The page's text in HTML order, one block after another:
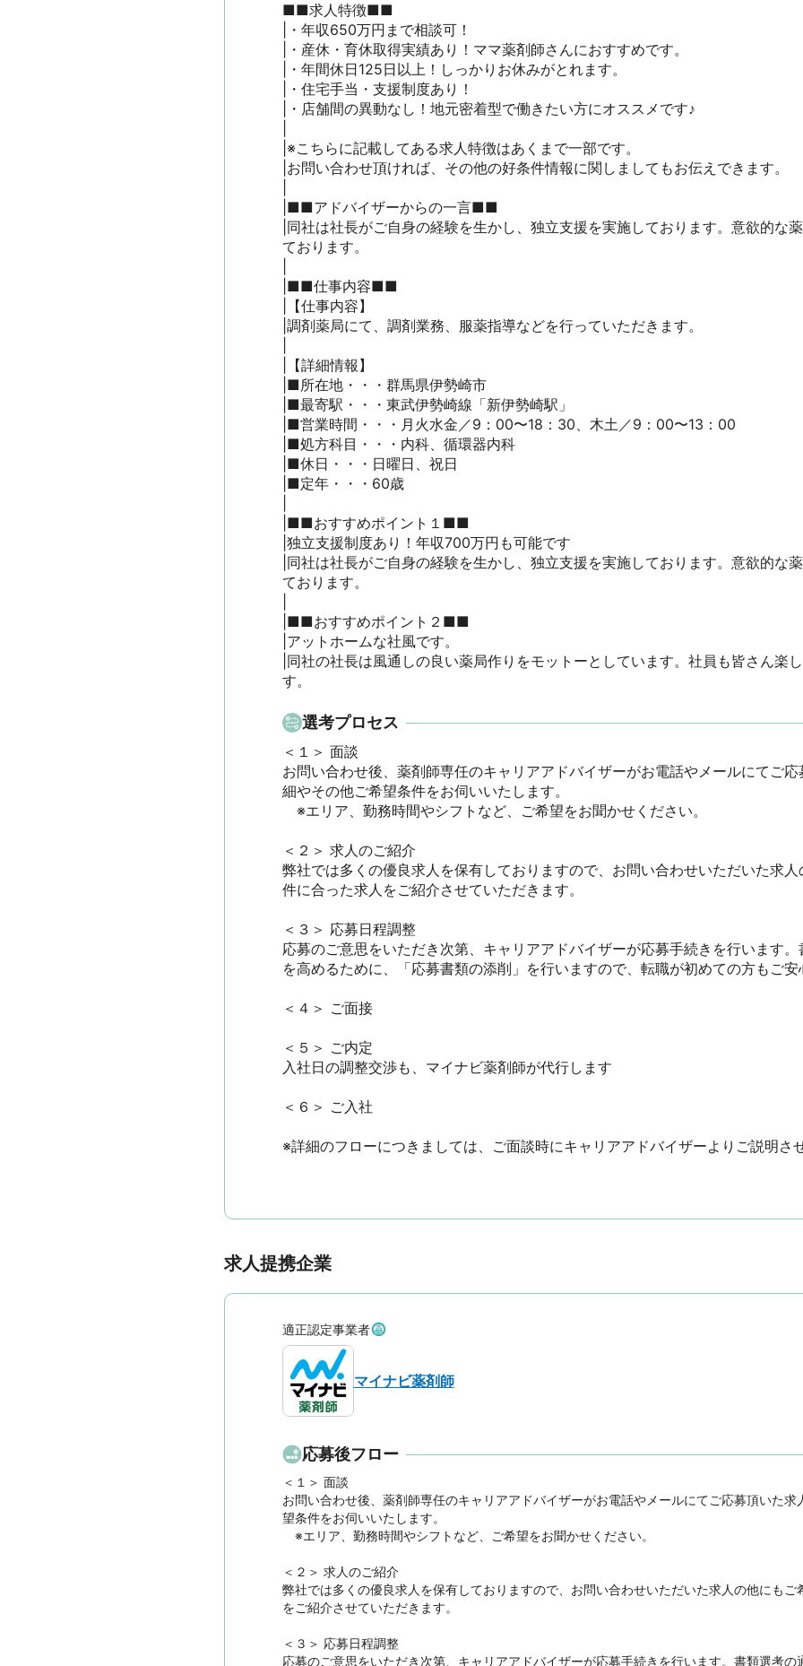
■■求人特徴■■
|・年収650万円まで相談可！
|・産休・育休取得実績あり！ママ薬剤師さんにおすすめです。
|・年間休日125日以上！しっかりお休みがとれます。
|・住宅手当・支援制度あり！
|・店舗間の異動なし！地元密着型で働きたい方にオススメです♪
|※こちらに記載してある求人特徴はあくまで一部です。
|お問い合わせ頂ければ、その他の好条件情報に関しましてもお伝えできます。
|■■アドバイザーからの一言■■
|同社は社長がご自身の経験を生かし、独立支援を実施しております。意欲的な
ております。
|■■仕事内容■■
|【仕事内容】
|調剤薬局にて、調剤業務、服薬指導などを行っていただきます。
|【詳細情報】
|■所在地・・・群馬県伊勢崎市
|■最寄駅・・・東武伊勢崎線「新伊勢崎駅」
|■営業時間・・・月火水金／9：00〜18：30、木土／9：00〜13：00
|■処方科目・・・内科、循環器内科
|■休日・・・日曜日、祝日
|■定年・・・60歳
|■■おすすめポイント１■■
|独立支援制度あり！年収700万円も可能です
|同社は社長がご自身の経験を生かし、独立支援を実施しております。意欲的な
ております。
|■■おすすめポイント２■■
|アットホームな社風です。
|同社の社長は風通しの良い薬局作りをモットーとしています。社員も皆さん楽
す。
選考プロセス
＜１＞ 面談
お問い合わせ後、薬剤師専任のキャリアアドバイザーがお電話やメールにてご
細やその他ご希望条件をお伺いいたします。
※エリア、勤務時間やシフトなど、ご希望をお聞かせください。
＜２＞ 求人のご紹介
弊社では多くの優良求人を保有しておりますので、お問い合わせいただいた求
件に合った求人をご紹介させていただきます。
＜３＞ 応募日程調整
応募のご意思をいただき次第、キャリアアドバイザーが応募手続きを行います
を高めるために、「応募書類の添削」を行いますので、転職が初めての方もご安
＜４＞ ご面接
＜５＞ ご内定
入社日の調整交渉も、マイナビ薬剤師が代行します
＜６＞ ご入社
※詳細のフローにつきましては、ご面談時にキャリアアドバイザーよりご説明さ
求人提携企業
適正認定事業者
マイナビ薬剤師
応募後フロー
＜１＞ 面談
お問い合わせ後、薬剤師専任のキャリアアドバイザーがお電話やメールにてご応募頂いた求
望条件をお伺いいたします。
※エリア、勤務時間やシフトなど、ご希望をお聞かせください。
＜２＞ 求人のご紹介
弊社では多くの優良求人を保有しておりますので、お問い合わせいただいた求人の他にもご
をご紹介させていただきます。
＜３＞ 応募日程調整
応募のご意思をいただき次第、キャリアアドバイザーが応募手続きを行います。書類選考の